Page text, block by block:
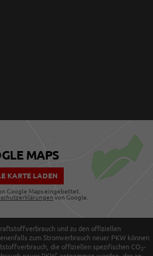
MAPS
KARTE LADEN
Google Maps eingebettet.
von Google.
und zu den offiziellen
zum Stromverbrauch neuer PKW können
die offiziellen spezifischen CO 2-